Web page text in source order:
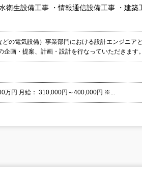
衛生設備工事 ・情報通信設備工事 ・建築
の電気設備）事業部門における設計エンジニア
企画・提案、計画・設計を行なっていただきます
万円 月給： 310,000円～400,000円 ※...